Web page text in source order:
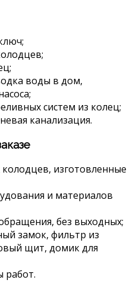
воды в дом,
систем из колец;
канализация.
изготовленные
и материалов
без выходных;
замок, фильтр из
щит, домик для
работ.